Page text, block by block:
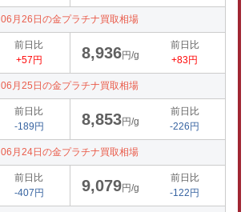
06月26日の金プラチナ買取相場
前日比
+57円
8,936円/g
前日比
+83円
06月25日の金プラチナ買取相場
前日比
-189円
8,853円/g
前日比
-226円
06月24日の金プラチナ買取相場
前日比
-407円
9,079円/g
前日比
-122円